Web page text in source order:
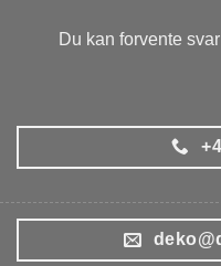
Du kan forvente